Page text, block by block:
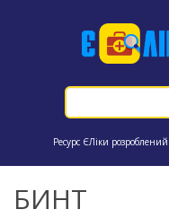
Ресурс ЄЛіки
БИНТ